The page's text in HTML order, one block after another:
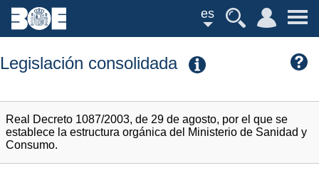
es
Legislación consolidada
Real Decreto 1087/2003, de 29 de agosto, por el que se
establece la estructura orgánica del Ministerio de Sanidad y
Consumo.